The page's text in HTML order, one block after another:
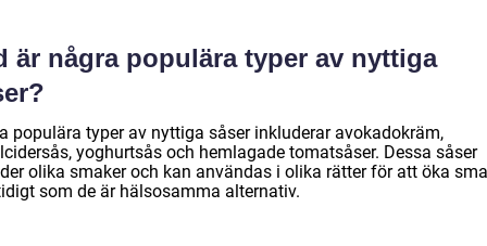
är några populära typer av nyttiga
populära typer av nyttiga såser inkluderar avokadokräm,
yoghurtsås och hemlagade tomatsåser. Dessa såser
olika smaker och kan användas i olika rätter för att öka
som de är hälsosamma alternativ.